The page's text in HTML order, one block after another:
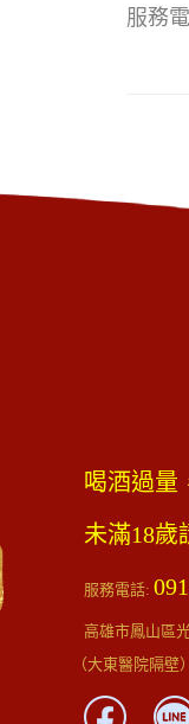
服務
喝酒過量
未滿18歲
服務電話:
高雄市鳳山區
（大東醫院隔壁